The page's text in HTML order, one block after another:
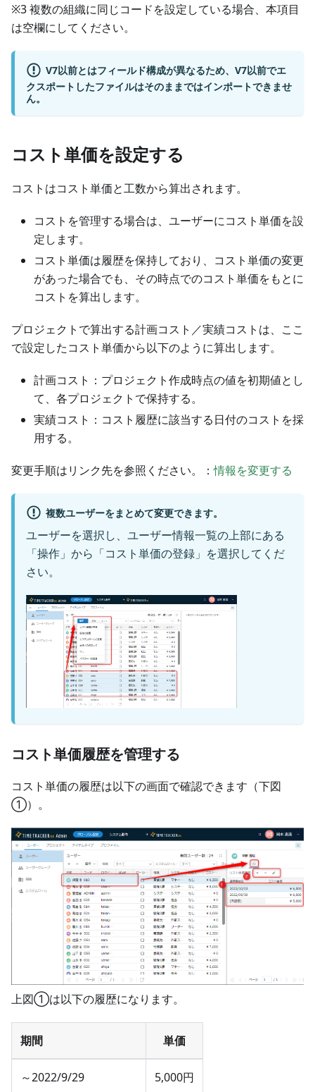
※3 複数の組織に同じコードを設定している場合、本項目
は空欄にしてください。
V7以前とはフィールド構成が異なるため、V7以前でエ
クスポートしたファイルはそのままではインポートできませ
ん。
コスト単価を設定する
コストはコスト単価と工数から算出されます。
コストを管理する場合は、ユーザーにコスト単価を設
定します。
コスト単価は履歴を保持しており、コスト単価の変更
があった場合でも、その時点でのコスト単価をもとに
コストを算出します。
プロジェクトで算出する計画コスト／実績コストは、ここ
で設定したコスト単価から以下のように算出します。
計画コスト：プロジェクト作成時点の値を初期値とし
て、各プロジェクトで保持する。
実績コスト：コスト履歴に該当する日付のコストを採
用する。
変更手順はリンク先を参照ください。：情報を変更する
複数ユーザーをまとめて変更できます。
ユーザーを選択し、ユーザー情報一覧の上部にある
「操作」から「コスト単価の登録」を選択してくだ
さい。
コスト単価履歴を管理する
コスト単価の履歴は以下の画面で確認できます（下図
①）。
上図①は以下の履歴になります。
期間 単価
～2022/9/29 5,000円